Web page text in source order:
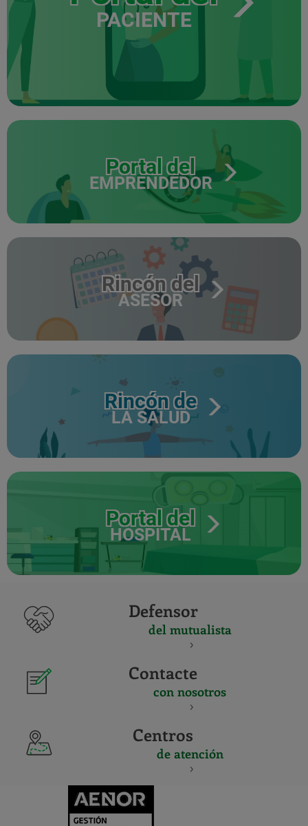
PACIENTE
Portal del
EMPRENDEDOR
Rincón del
ASESOR
Rincón de
LA SALUD
Portal del
HOSPITAL
Defensor
del mutualista
Contacte
con nosotros
Centros
de atención